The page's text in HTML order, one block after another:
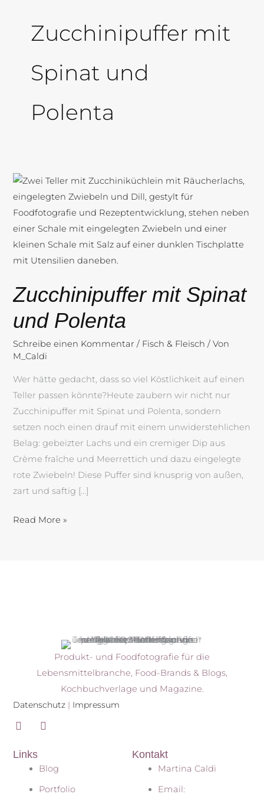
Zucchinipuffer mit
Spinat und
Polenta
Zucchinipuffer mit Spinat
und Polenta
Schreibe einen Kommentar / Fisch & Fleisch / Von
M_Caldi
Wer hätte gedacht, dass so viel Köstlichkeit auf einen
Teller passen könnte?Heute zaubern wir nicht nur
Zucchinipuffer mit Spinat und Polenta, sondern
setzen noch einen drauf mit einem unwiderstehlichen
Belag: gebeizter Lachs und ein cremiger Dip aus
Crème fraîche und Meerrettich und dazu eingelegte
rote Zwiebeln! Diese Puffer sind knusprig von außen,
zart und saftig […]
Zucchinipuffer
mit
Spinat
und
Polenta
Read More »
Links
Blog
Portfolio
Produkt- und Foodfotografie für die
Lebensmittelbranche, Food-Brands & Blogs,
Kochbuchverlage und Magazine.
Datenschutz | Impressum
I
t
P
e
e
Kontakt
Martina Caldi
Email: